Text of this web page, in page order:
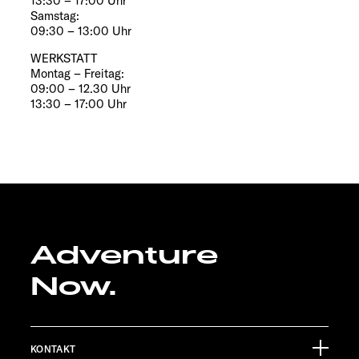
Samstag:
09:30 – 13:00 Uhr
WERKSTATT
Montag – Freitag:
09:00 – 12.30 Uhr
13:30 – 17:00 Uhr
Adventure
Now.
KONTAKT